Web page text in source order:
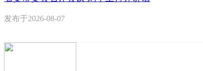
发布于2026-08-07